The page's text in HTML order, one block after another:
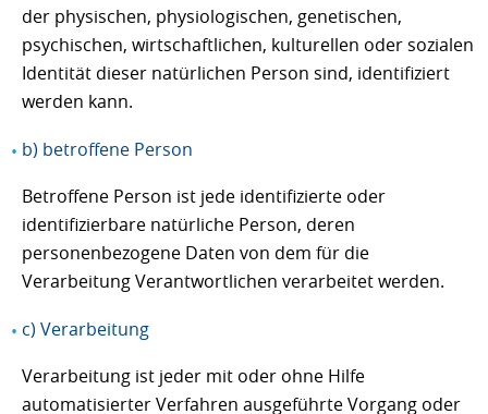
der physischen, physiologischen, genetischen,
psychischen, wirtschaftlichen, kulturellen oder sozialen
Identität dieser natürlichen Person sind, identifiziert
werden kann.
b) betroffene Person
Betroffene Person ist jede identifizierte oder
identifizierbare natürliche Person, deren
personenbezogene Daten von dem für die
Verarbeitung Verantwortlichen verarbeitet werden.
c) Verarbeitung
Verarbeitung ist jeder mit oder ohne Hilfe
automatisierter Verfahren ausgeführte Vorgang oder